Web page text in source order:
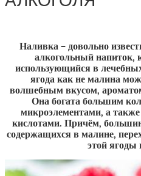
Наливка – довольно
алкогольный напиток,
использующийся в
ягода как не малина
волшебным вкусом,
Она богата большим
микроэлементами, а
кислотами. Причём,
содержащихся в малине,
этой ягоды